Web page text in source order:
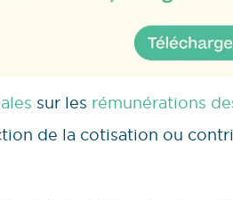
sur les rémunérations
de la cotisation ou